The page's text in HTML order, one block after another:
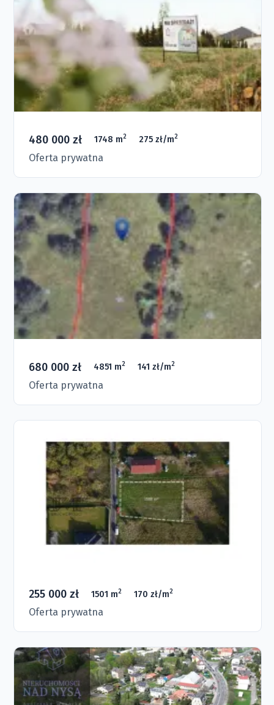
480 000 zł 1748 m2 275 zł/m2
Oferta prywatna
680 000 zł 4851 m2 141 zł/m2
Oferta prywatna
255 000 zł 1501 m2 170 zł/m2
Oferta prywatna